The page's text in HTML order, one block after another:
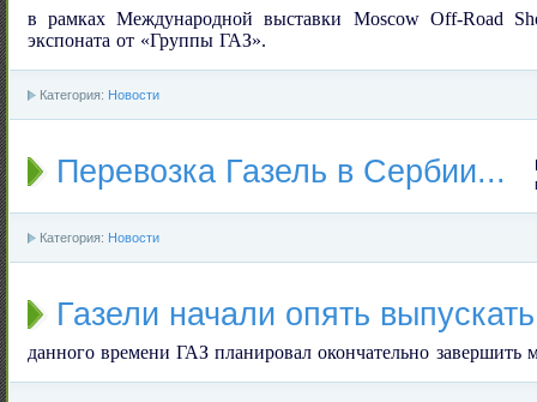
в рамках Международной выставки Moscow Off-Road
экспоната от «Группы ГАЗ».
Категория: Новости
Перевозка Газель в Сербии...
Категория: Новости
Газели начали опять выпускать
данного времени ГАЗ планировал окончательно